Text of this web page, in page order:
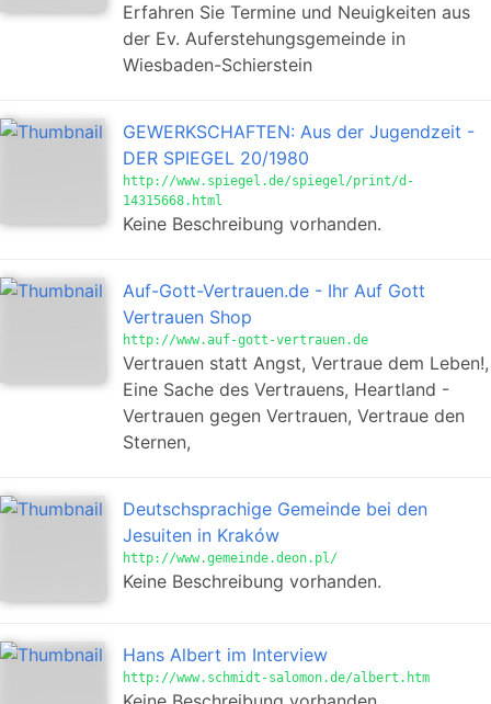
Erfahren Sie Termine und Neuigkeiten aus
der Ev. Auferstehungsgemeinde in
Wiesbaden-Schierstein
GEWERKSCHAFTEN: Aus der Jugendzeit -
DER SPIEGEL 20/1980
http://www.spiegel.de/spiegel/print/d-
14315668.html
Keine Beschreibung vorhanden.
Auf-Gott-Vertrauen.de - Ihr Auf Gott
Vertrauen Shop
http://www.auf-gott-vertrauen.de
Vertrauen statt Angst, Vertraue dem Leben!,
Eine Sache des Vertrauens, Heartland -
Vertrauen gegen Vertrauen, Vertraue den
Sternen,
Deutschsprachige Gemeinde bei den
Jesuiten in Kraków
http://www.gemeinde.deon.pl/
Keine Beschreibung vorhanden.
Hans Albert im Interview
http://www.schmidt-salomon.de/albert.htm